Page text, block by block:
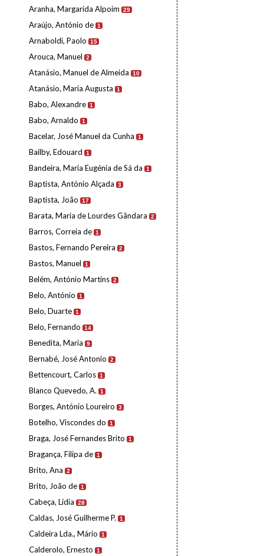
Aranha, Margarida Alpoim 29
Araújo, António de 1
Arnaboldi, Paolo 15
Arouca, Manuel 2
Atanásio, Manuel de Almeida 10
Atanásio, Maria Augusta 1
Babo, Alexandre 1
Babo, Arnaldo 1
Bacelar, José Manuel da Cunha 1
Bailby, Edouard 1
Bandeira, Maria Eugénia de Sá da 1
Baptista, António Alçada 3
Baptista, João 17
Barata, Maria de Lourdes Gândara 2
Barros, Correia de 1
Bastos, Fernando Pereira 2
Bastos, Manuel 1
Belém, António Martins 2
Belo, António 1
Belo, Duarte 1
Belo, Fernando 14
Benedita, Maria 9
Bernabé, José Antonio 2
Bettencourt, Carlos 1
Blanco Quevedo, A. 1
Borges, António Loureiro 3
Botelho, Viscondes do 1
Braga, José Fernandes Brito 1
Bragança, Filipa de 1
Brito, Ana 2
Brito, João de 1
Cabeça, Lídia 28
Caldas, José Guilherme P. 1
Caldeira Lda., Mário 1
Calderolo, Ernesto 1